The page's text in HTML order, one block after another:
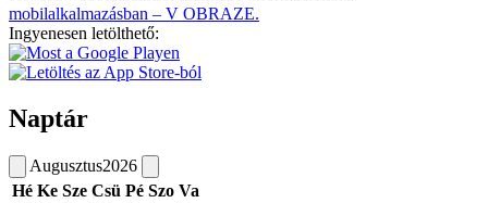
mobilalkalmazásban – V OBRAZE.
Ingyenesen letölthető:
Naptár
Augusztus2026
Hé Ke Sze Csü Pé Szo Va